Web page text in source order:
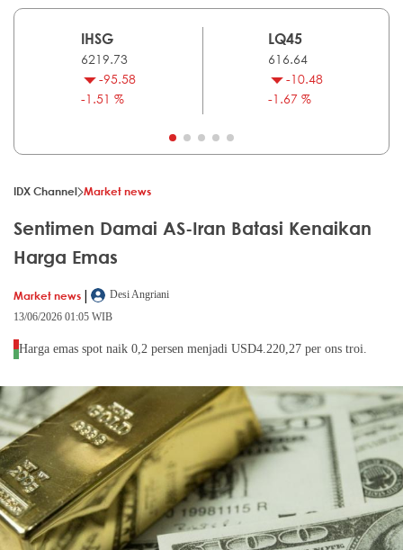
IHSG
6219.73
-95.58
-1.51 %
LQ45
616.64
-10.48
-1.67 %
IDX Channel Market news
Sentimen Damai AS-Iran Batasi Kenaikan
Harga Emas
Market news |
Desi Angriani
13/06/2026 01:05 WIB
Harga emas spot naik 0,2 persen menjadi USD4.220,27 per ons troi.